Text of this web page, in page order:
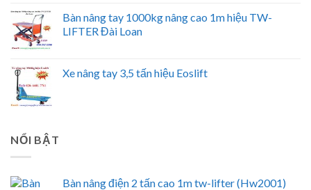
Bàn nâng tay 1000kg nâng cao 1m hiệu TW-
LIFTER Đài Loan
Xe nâng tay 3,5 tấn hiệu Eoslift
NỔI BẬT
Bàn nâng điện 2 tấn cao 1m tw-lifter (Hw2001)